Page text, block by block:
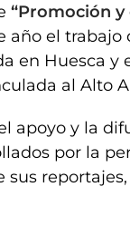
“Promoción
año el trabajo
en Huesca y
al Alto
apoyo y la
por la
sus